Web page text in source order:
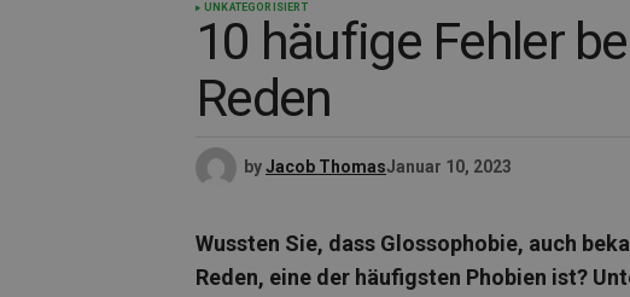
UNKATEGORISIERT
10 häufige Fehler
Reden
byJacob ThomasJanuar 10, 2023
Wussten Sie, dass Glossophobie, auch
Reden, eine der häufigsten Phobien ist?